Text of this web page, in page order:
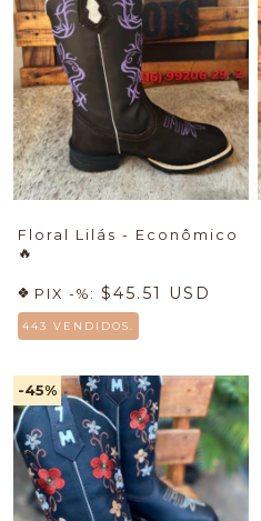
Floral Lilás - Econômico
🔥
PIX -%: $45.51 USD
443 VENDIDOS.
-45%